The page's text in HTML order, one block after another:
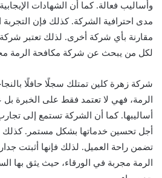
وأساليب فعالة. كما أن الشهادات
مدى احترافية الشركة. كذلك فإن التجربة
مقارنة بأي شركة أخرى. لذلك تعتبر
لكل من يبحث عن شركة مكافحة الرمة
شركة زهرة كلين تمتلك سجلًا حافلًا
الرمة، فهي لا تعتمد فقط على الخبرة
أساليبها. كما أن الشركة تستمع إلى
أجل تحسين خدماتها بشكل مستمر. كذلك
تضمن راحة العميل. لذلك فإنها أثبتت
الرمة مجربة في الورقاء، حيث يثق بها